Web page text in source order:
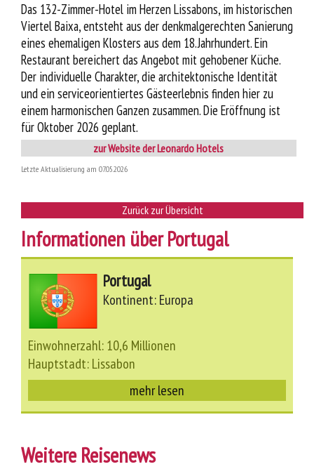
Das 132-Zimmer-Hotel im Herzen Lissabons, im historischen
Viertel Baixa, entsteht aus der denkmalgerechten Sanierung
eines ehemaligen Klosters aus dem 18. Jahrhundert. Ein
Restaurant bereichert das Angebot mit gehobener Küche.
Der individuelle Charakter, die architektonische Identität
und ein serviceorientiertes Gästeerlebnis finden hier zu
einem harmonischen Ganzen zusammen. Die Eröffnung ist
für Oktober 2026 geplant.
zur Website der Leonardo Hotels
Letzte Aktualisierung am 07.05.2026
Zurück zur Übersicht
Informationen über Portugal
Portugal
Kontinent: Europa
Einwohnerzahl: 10,6 Millionen
Hauptstadt: Lissabon
mehr lesen
Weitere Reisenews